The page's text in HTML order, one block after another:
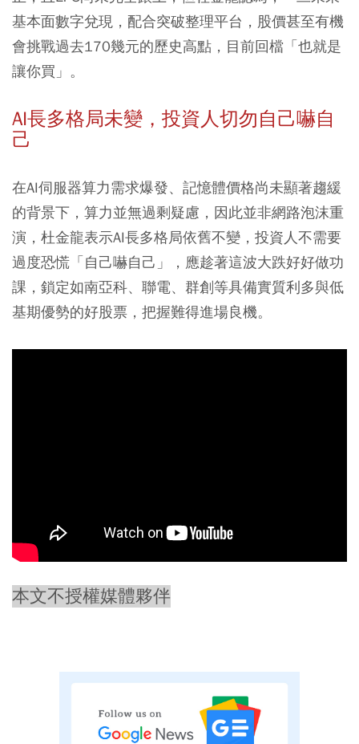
基本面數字兌現，配合突破整理平台，股價甚至有機
會挑戰過去170幾元的歷史高點，目前回檔「也就是
讓你買」。
AI長多格局未變，投資人切勿自己嚇自
己
在AI伺服器算力需求爆發、記憶體價格尚未顯著趨緩
的背景下，算力並無過剩疑慮，因此並非網路泡沫重
演，杜金龍表示AI長多格局依舊不變，投資人不需要
過度恐慌「自己嚇自己」，應趁著這波大跌好好做功
課，鎖定如南亞科、聯電、群創等具備實質利多與低
基期優勢的好股票，把握難得進場良機。
本文不授權媒體夥伴